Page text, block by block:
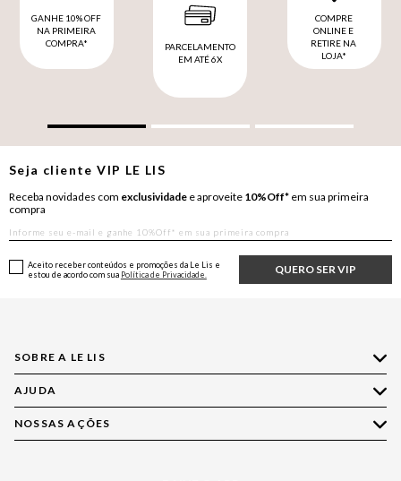
GANHE 10% OFF
NA PRIMEIRA
COMPRA*
PARCELAMENTO
EM ATÉ 6X
COMPRE
ONLINE E
RETIRE NA
LOJA*
Seja clienteVIP LE LIS
Receba novidades com exclusividade e aproveite 10%Off* em sua primeira
compra
QUERO SER VIP
Aceito receber conteúdos e promoções da Le Lis e
estou de acordo com sua Política de Privacidade.
SOBRE A LE LIS
Quem Somos
Nossas Lojas
Política de Privacidade
AJUDA
Compre pelo WhatsApp
NOSSAS AÇÕES